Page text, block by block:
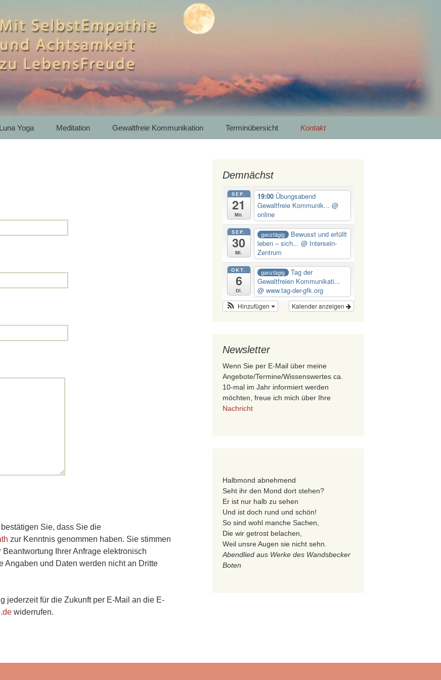
Bergwandern Luna Yoga
Meditation in
Luna Yoga Meditation Gewaltfreie Kommunikation Terminübersicht Kontakt
Sie, dass Sie die
zur Kenntnis genommen haben. Sie stimmen
Ihrer Anfrage elektronisch
Angaben und Daten werden nicht an Dritte
jederzeit für die Zukunft per E-Mail an die E-
widerrufen.
Demnächst
SEP.
21
Mo.
19:00 Übungsabend
Gewaltfreie Kommunik... @
online
SEP.
30
Mi.
ganztägig
Bewusst und erfüllt
leben – sich... @ Intersein-
Zentrum
OKT.
6
Di.
ganztägig
Tag der
Gewaltfreien Kommunikati...
@ www.tag-der-gfk.org
Kalender anzeigen
Hinzufügen
Newsletter
Wenn Sie per E-Mail über meine
Angebote/Termine/Wissenswertes ca.
10-mal im Jahr informiert werden
möchten, freue ich mich über Ihre
Nachricht
Halbmond abnehmend
Seht ihr den Mond dort stehen?
Er ist nur halb zu sehen
Und ist doch rund und schön!
So sind wohl manche Sachen,
Die wir getrost belachen,
Weil unsre Augen sie nicht sehn.
Abendlied aus Werke des Wandsbecker
Boten